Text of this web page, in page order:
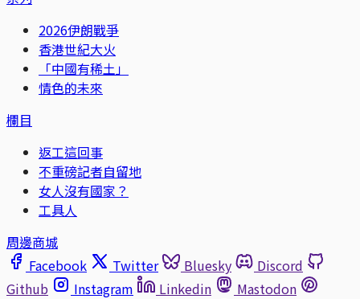
2026伊朗戰爭
香港世紀大火
「中國有稀土」
情色的未來
欄目
返工這回事
不重磅記者自留地
女人沒有國家？
工具人
周邊商城
Facebook
Twitter Bluesky
Discord
Github
Instagram Linkedin
Mastodon